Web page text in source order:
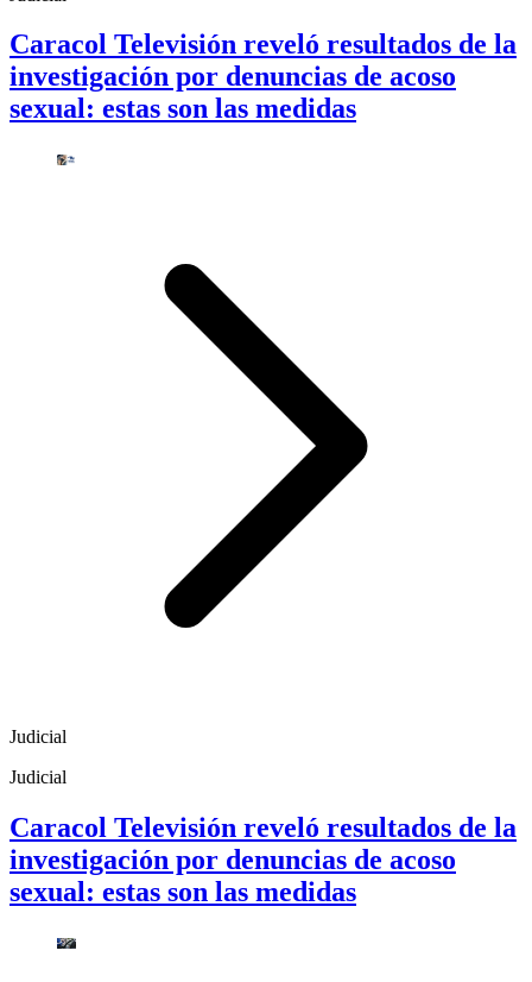
Caracol Televisión reveló resultados de la
investigación por denuncias de acoso
sexual: estas son las medidas
Judicial
Judicial
Caracol Televisión reveló resultados de la
investigación por denuncias de acoso
sexual: estas son las medidas